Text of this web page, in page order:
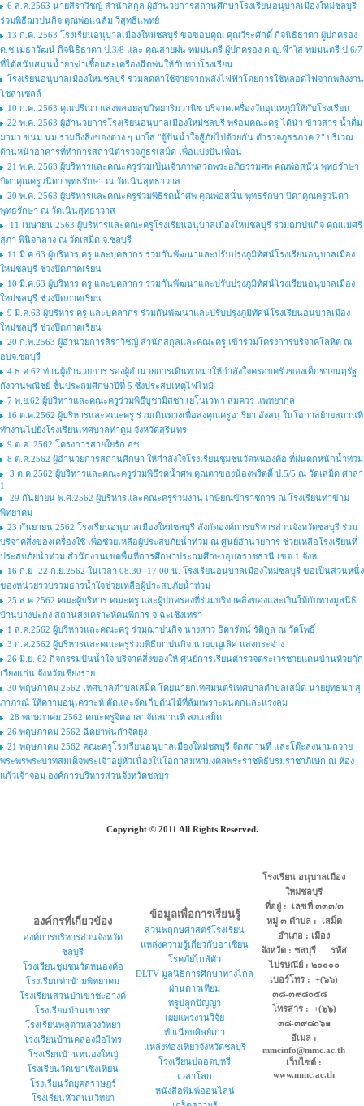
6 ส.ค.2563 นายสิราวิชญ์ สำนักสกุล ผู้อำนวยการสถานศึกษาโรงเรียนอนุบาลเมืองใหม่ชลบุรี
ร่วมพิธีฌาปนกิจ คุณพ่อแฉล้ม วิสุทธิแพทย์
13 ก.ค. 2563 โรงเรียนอนุบาลเมืองใหม่ชลบุรี ขอขอบคุณ คุณวีระศักดิ์ กิจนิธิธาดา ผู้ปกครอง
ด.ช.เมธาวัฒน์ กิจนิธิธาดา ป.3/8 และ คุณสายฝน ทุมมนตรี ผู้ปกครอง ด.ญ.ฟ้าใส ทุมมนตรี ป.6/7
ที่ได้สนับสนุนน้ำยาฆ่าเชื้อและเครื่องฉีดพ่นให้กับทางโรงเรียน
โรงเรียนอนุบาลเมืองใหม่ชลบุรี ร่วมลดค่าใช้จ่ายจากพลังไฟฟ้าโดยการใช้หลอดไฟจากพลังงาน
โซล่าเซลล์
10 ก.ค. 2563 คุณปรีณา แสงพลอยสุขวิทยาริมวานิช บริจาคเครื่องวัดอุณหภูมิให้กับโรงเรียน
22 พ.ค. 2563 ผู้อำนวยการโรงเรียนอนุบาลเมืองใหม่ชลบุรี พร้อมคณะครู ได้นำ ข้าวสาร น้ำดื่ม
มาม่า ขนม นม รวมถึงสิ่งของต่าง ๆ มาใส่ "ตู้ปันน้ำใจสู้ภัยไปด้วยกัน ตำรวจภูธรภาค 2" บริเวณ
ด้านหน้าอาคารที่ทำการสถานีตำรวจภูธรเสม็ด เพื่อแบ่งปันเพื่อน
21 พ.ค. 2563 ผู้บริหารและคณะครูร่วมเป็นเจ้าภาพสวดพระอภิธรรมศพ คุณพ่อสนั่น พุทธรักษา
บิดาคุณครูวนิดา พุทธรักษา ณ วัดเนินสุทธาวาส
20 พ.ค. 2563 ผู้บริหารและคณะครูร่วมพิธีรดน้ำศพ คุณพ่อสนั่น พุทธรักษา บิดาคุณครูวนิดา
พุทธรักษา ณ วัดเนินสุทธาวาส
11 เมษายน 2563 ผู้บริหารและคณะครูโรงเรียนอนุบาลเมืองใหม่ชลบุรี ร่วมฌาปนกิจ คุณแม่ศรี
สุภา พินิจกลาง ณ วัดเสม็ด จ.ชลบุรี
11 มี.ค.63 ผู้บริหาร ครู และบุคลากร ร่วมกันพัฒนาและปรับปรุงภูมิทัศน์โรงเรียนอนุบาลเมือง
ใหม่ชลบุรี ช่วงปิดภาคเรียน
10 มี.ค.63 ผู้บริหาร ครู และบุคลากร ร่วมกันพัฒนาและปรับปรุงภูมิทัศน์โรงเรียนอนุบาลเมือง
ใหม่ชลบุรี ช่วงปิดภาคเรียน
9 มี.ค.63 ผู้บริหาร ครู และบุคลากร ร่วมกันพัฒนาและปรับปรุงภูมิทัศน์โรงเรียนอนุบาลเมือง
ใหม่ชลบุรี ช่วงปิดภาคเรียน
20 ก.พ.2563 ผู้อำนวยการสิราวิชญ์ สำนักสกุลและคณะครู เข้าร่วมโครงการบริจาคโลหิต ณ
อบจ.ชลบุรี
4 ธ.ค.62 ท่านผู้อำนวยการ รองผู้อำนวยการเดินทางมาให้กำลังใจครอบครัวของเด็กชายนฤรัฐ
กังวานพณิชย์ ชั้นประถมศึกษาปีที่ 5 ซึ่งประสบเหตุไฟไหม้
7 พ.ย.62 ผู้บริหารและคณะครูร่วมพิธีบูชามิสซา เยโนเวฟา สมควร แพทยากุล
16 ต.ค.2562 ผู้บริหารและคณะครู ร่วมเดินทางเพื่อส่งคุณครูอาริยา อังสนุ ในโอกาสย้ายสถานที่
ทำงานไปยังโรงเรียนเทศบาลท่าตูม จังหวัดสุรินทร
9 ต.ค. 2562 โครงการสายใยรัก อช.
8 ต.ค.2562 ผู้อำนวยการสถานศึกษา ให้กำลังใจโรงเรียนชุมชนวัดหนองค้อ ที่ฝนตกหนักน้ำท่วม
3 ต.ค.2562 ผู้บริหารและคณะครูร่วมพิธีรดน้ำศพ คุณตาของน้องพริตตี้ ป.5/5 ณ วัดเสม็ด ศาลา
1
29 กันยายน พ.ศ.2562 ผู้บริหารและคณะครูร่วมงาน เกษียณข้าราชการ ณ โรงเรียนท่าข้าม
พิทยาคม
23 กันยายน 2562 โรงเรียนอนุบาลเมืองใหม่ชลบุรี สังกัดองค์การบริหารส่วนจังหวัดชลบุรี ร่วม
บริจาคสิ่งของเครื่องใช้ เพื่อช่วยเหลือผู้ประสบภัยน้ำท่วม ณ ศูนย์อำนวยการ ช่วยเหลือโรงเรียนที่
ประสบภัยน้ำท่วม สำนักงานเขตพื้นที่การศึกษาประถมศึกษาอุบลราชธานี เขต 1 จังห
16 ก.ย- 22 ก.ย.2562 ในเวลา 08.30 -17.00 น. โรงเรียนอนุบาลเมืองใหม่ชลบุรี ขอเป็นส่วนหนึ่ง
ของหน่วยรวบรวมธารน้ำใจช่วยเหลือผู้ประสบภัยน้ำท่วม
25 ส.ค.2562 คณะผู้บริหาร คณะครู และผู้ปกครองที่ร่วมบริจาคสิ่งของและเงินให้กับทางมูลนิธิ
บ้านบางปะกง สถานสงเคราะห์คนพิการ จ.ฉะเชิงเทรา
1 ส.ค.2562 ผู้บริหารและคณะครู ร่วมฌาปนกิจ นางสาว ธิดารัตน์ รัติกูล ณ วัดโพธิ์
3 ก.ค.2562 ผู้บริหารและคณะครูร่วมพิธีฌาปนกิจ นายบุญเลิศ แสงกระจ่าง
26 มิ.ย. 62 กิจกรรมปันน้ำใจ บริจาคสิ่งของให้ ศูนย์การเรียนตำรวจตระเวรชายแดนบ้านห้วยกุ๊ก
เวียงแก่น จังหวัดเชียงราย
30 พฤษภาคม 2562 เทศบาลตำบลเสม็ด โดยนายกเทศมนตรีเทศบาลตำบลเสม็ด นายยุทธนา สุ
ภาภรณ์ ให้ความอนุเคราะห์ ตัดและจัดเก็บต้นไม้ที่ล้มเพราะฝนตกและแรงลม
28 พฤษภาคม 2562 คณะครูจิตอาสาจัดสถานที่ สภ.เสม็ด
26 พฤษภาคม 2562 ฉีดยาพ่นกำจัดยุง
21 พฤษภาคม 2562 คณะครูโรงเรียนอนุบาลเมืองใหม่ชลบุรี จัดสถานที่ และโต๊ะลงนามถวาย
พระพรพระบาทสมเด็จพระเจ้าอยู่หัวเนื่องในโอกาสมหามงคลพระราชพิธีบรมราชาภิเษก ณ ห้อง
แก้วเจ้าจอม องค์การบริหารส่วนจังหวัดชลบุร
Copyright © 2011 All Rights Reserved.
องค์กรที่เกี่ยวข้อง
องค์การบริหารส่วนจังหวัด
ชลบุรี
โรงเรียนชุมชนวัดหนองค้อ
โรงเรียนท่าข้ามพิทยาคม
โรงเรียนสวนป่าเขาชะอางค์
โรงเรียนบ้านเขาซก
โรงเรียนพลูตาหลวงวิทยา
โรงเรียนบ้านคลองมือไทร
โรงเรียนบ้านหนองใหญ่
โรงเรียนวัดเขาเชิงเทียน
โรงเรียนวัดยุคลราษฎร์
โรงเรียนหัวถนนวิทยา
ข้อมูลเพื่อการเรียนรู้
สวนพฤกษศาสตร์โรงเรียน
แหล่งความรู้เกี่ยวกับอาเซียน
โรคภัยไกล้ตัว
DLTV มูลนิธิการศึกษาทางไกล
ผ่านดาวเทียม
ทรูปลูกปัญญา
เผยแพร่งานวิจัย
ทำเนียบศิษย์เก่า
แหล่งท่องเที่ยวจังหวัดชลบุรี
โรงเรียนปลอดบุหรี่
เวลาโลก
หนังสือพิมพ์ออนไลน์
โรงเรียน อนุบาลเมือง
ใหม่ชลบุรี
ที่อยู่ : เลขที่ ๓๓๓/๓
หมู่ ๓ ตำบล : เสม็ด
อำเภอ : เมือง
จังหวัด : ชลบุรี รหัส
ไปรษณีย์ : ๒๐๐๐๐
เบอร์โทร : +(๖๖)
๓๘-๓๙๘๐๕๘
โทรสาร : +(๖๖)
๓๘-๓๙๘๐๖๑
อีเมล :
mmcinfo@mmc.ac.th
เว็บไซต์ :
www.mmc.ac.th